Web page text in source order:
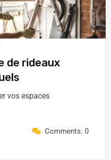
de rideaux
vos espaces
Comments: 0